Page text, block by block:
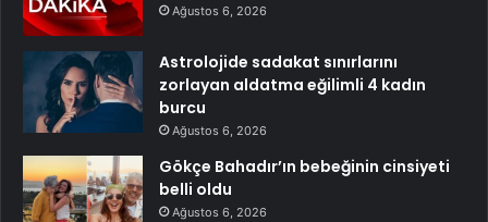
Ağustos 6, 2026
Astrolojide sadakat sınırlarını
zorlayan aldatma eğilimli 4 kadın
burcu
Ağustos 6, 2026
Gökçe Bahadır’ın bebeğinin cinsiyeti
belli oldu
Ağustos 6, 2026